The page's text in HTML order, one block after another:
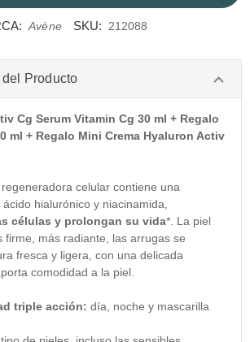
Avène SKU: 212088
Producto
Cg Serum Vitamin Cg 30 ml + Regalo
ml + Regalo Mini Crema Hyaluron Activ
regeneradora celular contiene una
hialurónico y niacinamida,
células y prolongan su vida*. La piel
firme, más radiante, las arrugas se
fresca y ligera, con una delicada
comodidad a la piel.
triple acción: día, noche y mascarilla